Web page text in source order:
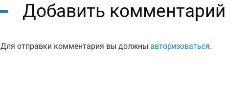
Добавить комментарий
Для отправки комментария вы должны авторизоваться.